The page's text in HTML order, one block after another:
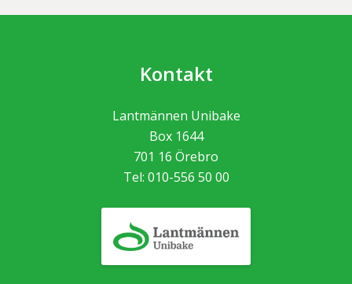
Kontakt
Lantmännen Unibake
Box 1644
701 16 Örebro
Tel: 010-556 50 00